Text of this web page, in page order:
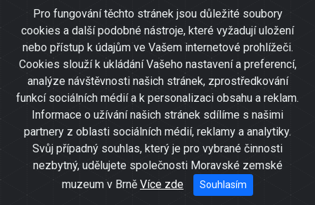
Pro fungování těchto stránek jsou důležité soubory
cookies a další podobné nástroje, které vyžadují uložení
nebo přístup k údajům ve Vašem internetové prohlížeči.
Cookies slouží k ukládání Vašeho nastavení a preferencí,
analýze návštěvnosti našich stránek, zprostředkování
funkcí sociálních médií a k personalizaci obsahu a reklam.
Informace o užívání našich stránek sdílíme s našimi
partnery z oblasti sociálních médií, reklamy a analytiky.
Svůj případný souhlas, který je pro vybrané činnosti
nezbytný, udělujete společnosti Moravské zemské
muzeum v Brně Více zde Souhlasím